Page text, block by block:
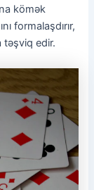
kömək
formalaşdırır,
təşviq edir.